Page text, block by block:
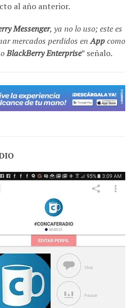
mercados perdidos enAppcomo
BlackBerry Enterprise” señalo.